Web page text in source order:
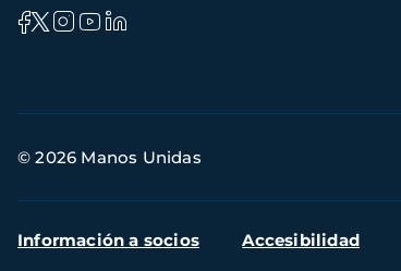
de
© 2026 Manos Unidas
Menú
Información a socios Accesibilidad